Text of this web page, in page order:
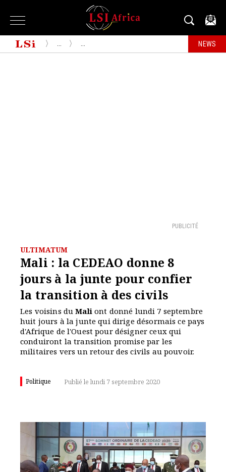
NEWS
PUBLICITÉ
ULTIMATUM
Mali : la CEDEAO donne 8
jours à la junte pour confier
la transition à des civils
Les voisins duMaliont donné lundi 7 septembre
huit jours à la junte qui dirige désormais ce pays
d'Afrique de l'Ouest pour désigner ceux qui
conduiront la transition promise par les
militaires vers un retour des civils au pouvoir.
Politique Publié le lundi 7 septembre 2020